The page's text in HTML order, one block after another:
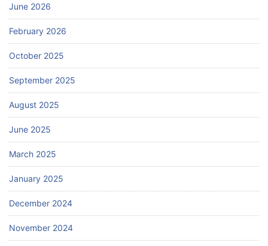
June 2026
February 2026
October 2025
September 2025
August 2025
June 2025
March 2025
January 2025
December 2024
November 2024